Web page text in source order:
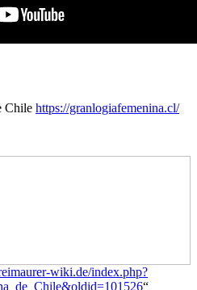
Chile https://granlogiafemenina.cl/
wiki.de/index.php?
“